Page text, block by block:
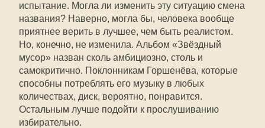
испытание. Могла ли изменить эту ситуацию смена
названия? Наверно, могла бы, человека вообще
приятнее верить в лучшее, чем быть реалистом.
Но, конечно, не изменила. Альбом «Звёздный
мусор» назван сколь амбициозно, столь и
самокритично. Поклонникам Горшенёва, которые
способны потреблять его музыку в любых
количествах, диск, вероятно, понравится.
Остальным лучше подойти к прослушиванию
избирательно.